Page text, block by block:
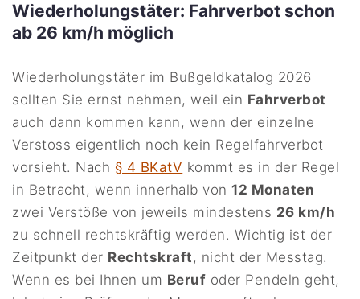
Wiederholungstäter: Fahrverbot schon
ab 26 km/h möglich
Wiederholungstäter im Bußgeldkatalog 2026
sollten Sie ernst nehmen, weil ein Fahrverbot
auch dann kommen kann, wenn der einzelne
Verstoss eigentlich noch kein Regelfahrverbot
vorsieht. Nach § 4 BKatV kommt es in der Regel
in Betracht, wenn innerhalb von12 Monaten
zwei Verstöße von jeweils mindestens 26 km/h
zu schnell rechtskräftig werden. Wichtig ist der
Zeitpunkt der Rechtskraft, nicht der Messtag.
Wenn es bei Ihnen um Beruf oder Pendeln geht,